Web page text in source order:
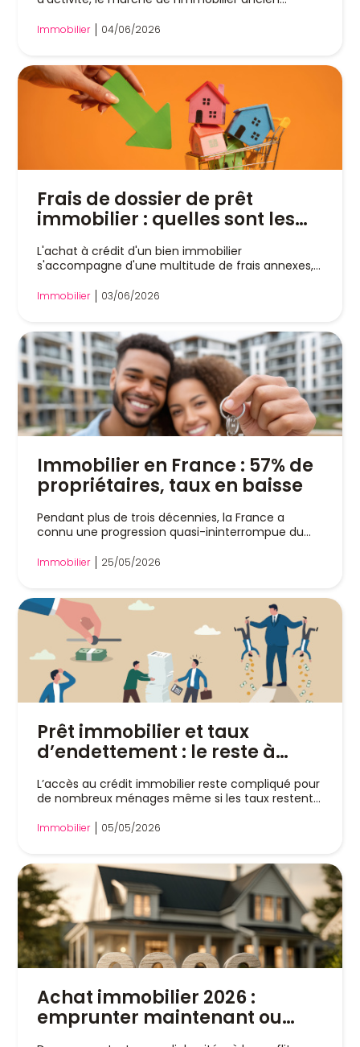
Immobilier 04/06/2026
Frais de dossier de prêt
immobilier : quelles sont les
banques les moins chères en
2026 ?
L'achat à crédit d'un bien immobilier
s'accompagne d'une multitude de frais annexes,
Immobilier 03/06/2026
Immobilier en France : 57% de
propriétaires, taux en baisse
Pendant plus de trois décennies, la France a
connu une progression quasi-ininterrompue du...
Immobilier 25/05/2026
Prêt immobilier et taux
d’endettement : le reste à
règle des 35 % ?
L’accès au crédit immobilier reste compliqué pour
de nombreux ménages même si les taux restent...
Immobilier 05/05/2026
Achat immobilier 2026 :
emprunter maintenant ou